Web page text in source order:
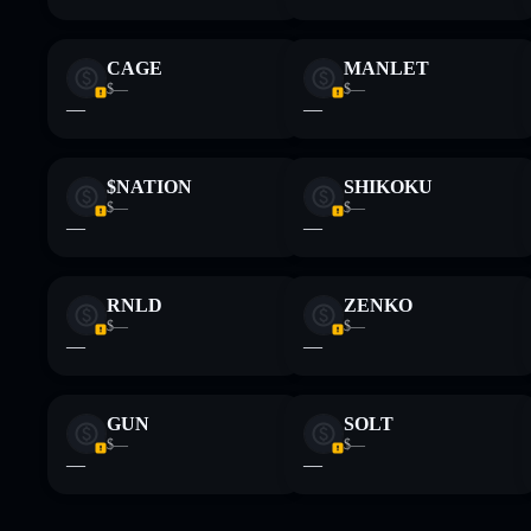
CAGE
$—
—
MANLET
$—
—
$NATION
$—
—
SHIKOKU
$—
—
RNLD
$—
—
ZENKO
$—
—
GUN
$—
—
SOLT
$—
—